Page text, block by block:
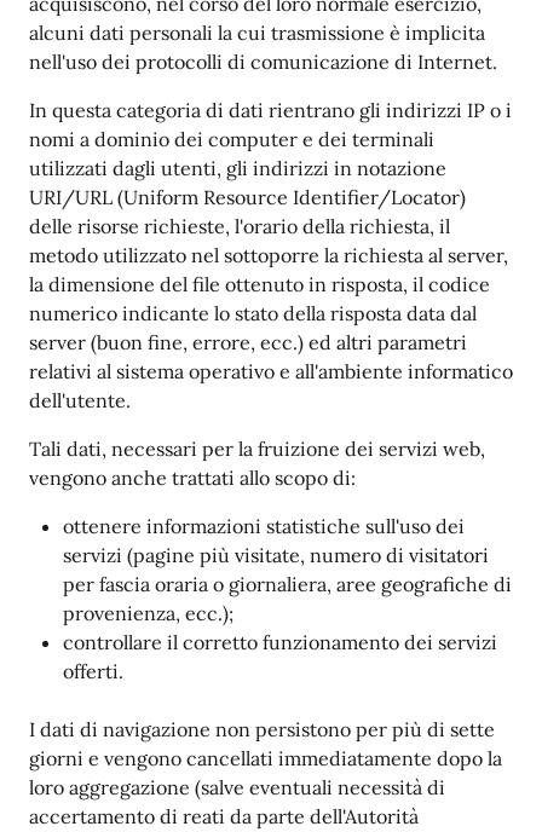
alcuni dati personali la cui trasmissione è implicita
nell'uso dei protocolli di comunicazione di Internet.
In questa categoria di dati rientrano gli indirizzi IP o i
nomi a dominio dei computer e dei terminali
utilizzati dagli utenti, gli indirizzi in notazione
URI/URL (Uniform Resource Identifier/Locator)
delle risorse richieste, l'orario della richiesta, il
metodo utilizzato nel sottoporre la richiesta al server,
la dimensione del file ottenuto in risposta, il codice
numerico indicante lo stato della risposta data dal
server (buon fine, errore, ecc.) ed altri parametri
relativi al sistema operativo e all'ambiente informatico
dell'utente.
Tali dati, necessari per la fruizione dei servizi web,
vengono anche trattati allo scopo di:
ottenere informazioni statistiche sull'uso dei
servizi (pagine più visitate, numero di visitatori
per fascia oraria o giornaliera, aree geografiche di
provenienza, ecc.);
controllare il corretto funzionamento dei servizi
offerti.
I dati di navigazione non persistono per più di sette
giorni e vengono cancellati immediatamente dopo la
loro aggregazione (salve eventuali necessità di
accertamento di reati da parte dell'Autorità